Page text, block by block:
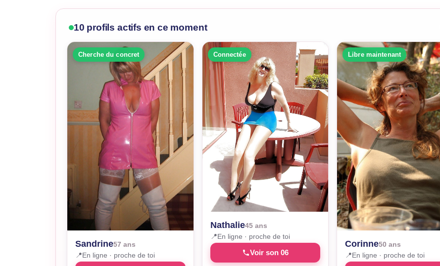
10 profils actifs en ce moment
Cherche du concret
Sandrine57 ans
📍En ligne · proche de toi
Connectée
Nathalie45 ans
📍En ligne · proche de toi
Voir son 06
Libre maintenant
Corinne50 ans
📍En ligne · proche de toi